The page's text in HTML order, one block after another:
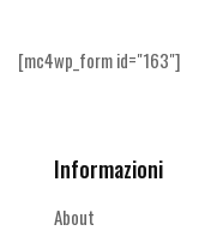
[mc4wp_form id="163"]
Informazioni
About